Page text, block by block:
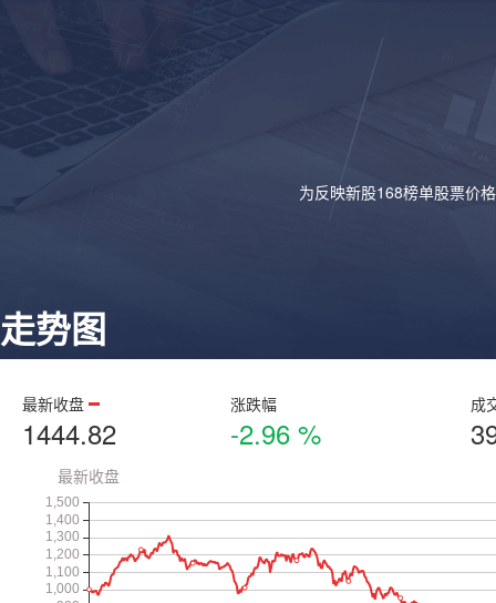
为反映新股168榜单股票价
走势图
最新收盘
1444.82
涨跌幅
-2.96 %
成